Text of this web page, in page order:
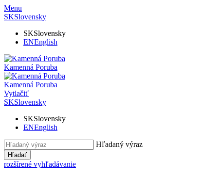
Menu
SKSlovensky
SKSlovensky
ENEnglish
Kamenná Poruba
Kamenná Poruba
Vytlačiť
SKSlovensky
SKSlovensky
ENEnglish
Hľadaný výraz
Hľadať
rozšírené vyhľadávanie